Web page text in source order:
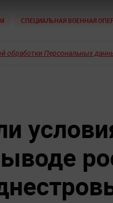
СПЕЦИАЛЬНАЯ ВОЕННАЯ
обработки Персональных